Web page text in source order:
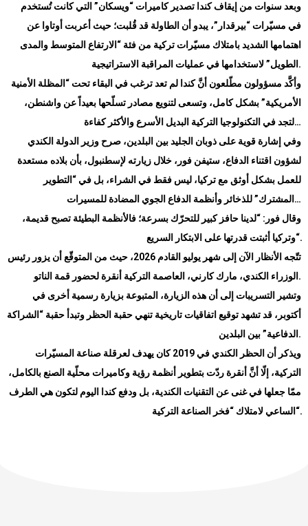
وبعد سنوات من إيقاف كندا تصدير كاميرات “ويسكان” التي كانت تُستخدم
في مسيّرات “بيرقدار”، يبدو أن الطاولة قد قُلبت؛ حيث أعربت أوتاوا عن
اهتمامها الشديد بامتلاك مسيّرات تركية من فئة “الارتفاع المتوسط والمدى
الطويل” لاستخدامها في عمليات المراقبة الاستراتيجية.
وأكَّد مسؤولون مطّلعون أنَّ كندا لم تعد ترغب في البقاء تحت “المظلة الأمنية
الأمريكية” بشكل كامل، وتسعى لتنويع مصادر تسلّحها بعيداً عن واشنطن،
لتجد في التكنولوجيا التركية البديل الأسرع والأكثر كفاءة…
وفي إشارة قوية على ذوبان الجليد بين البلدين، صرح وزير الدولة الكندي
لشؤون اقتناء الدفاع، ستيفن فور، خلال زيارته لإسطنبول، بأن بلاده مستعدة
للعمل بشكل أوثق مع تركيا، ليس فقط في الشراء، بل في “التطوير
المشترك” للذخائر وأنظمة الدفاع الجوي المضادة للمسيرات …
وقال فور: “لدينا حافز كبير للتحرّك بسرعة؛ فالأنظمة البطيئة تصبح قديمة،
وتركيا أثبتت قدرتها على الابتكار السريع“.
تتّجه الأنظار الآن إلى شهر يوليو القادم 2026، حيث من المتوقّع أن يزور رئيس
الوزراء الكندي، مارك كارني، العاصمة التركية أنقرة لحضور قمة الناتو.
وتشير التسريبات إلى أن هذه الزيارة، المتبوعة بزيارة رسمية أخرى في
أكتوبر، قد تشهد توقيع اتفاقيات تاريخية تنهي حقبة الحظر وتبدأ حقبة “الشراكة
الدفاعية” بين البلدين .
ويذكر أن الحظر الكندي في 2019 كان يهدف لعرقلة صناعة المسيّرات
التركية، إلّا أنَّ أنقرة ردّت بتطوير أنظمة رؤية وكاميرات محلّية الصنع بالكامل،
ممّا جعلها في غنى عن التقنيات الكندية، بل ودفع كندا اليوم لتكون هي الطرف
الساعي لامتلاك “فخر الصناعة التركية “.